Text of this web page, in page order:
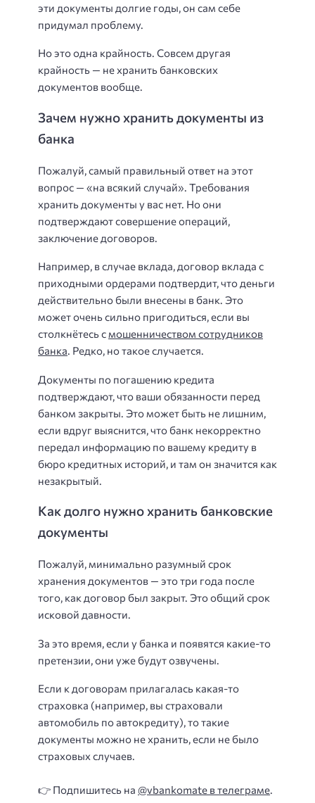
эти документы долгие годы, он сам себе
придумал проблему.
Но это одна крайность. Совсем другая
крайность — не хранить банковских
документов вообще.
Зачем нужно хранить документы из
банка
Пожалуй, самый правильный ответ на этот
вопрос — «на всякий случай». Требования
хранить документы у вас нет. Но они
подтверждают совершение операций,
заключение договоров.
Например, в случае вклада, договор вклада с
приходными ордерами подтвердит, что деньги
действительно были внесены в банк. Это
может очень сильно пригодиться, если вы
столкнётесь смошенничеством сотрудников
банка. Редко, но такое случается.
Документы по погашению кредита
подтверждают, что ваши обязанности перед
банком закрыты. Это может быть не лишним,
если вдруг выяснится, что банк некорректно
передал информацию по вашему кредиту в
бюро кредитных историй, и там он значится как
незакрытый.
Как долго нужно хранить банковские
документы
Пожалуй, минимально разумный срок
хранения документов — это три года после
того, как договор был закрыт. Это общий срок
исковой давности.
За это время, если у банка и появятся какие-то
претензии, они уже будут озвучены.
Если к договорам прилагалась какая-то
страховка (например, вы страховали
автомобиль по автокредиту), то такие
документы можно не хранить, если не было
страховых случаев.
👉 Подпишитесь на @vbankomate в телеграме.